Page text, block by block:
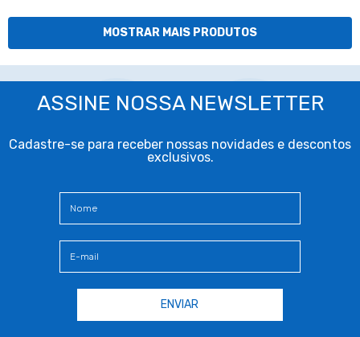
MOSTRAR MAIS PRODUTOS
ASSINE NOSSA NEWSLETTER
Cadastre-se para receber nossas novidades e descontos
exclusivos.